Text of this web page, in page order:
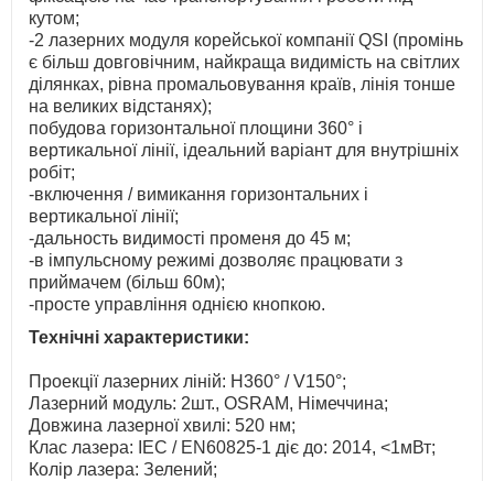
кутом;
-2 лазерних модуля корейської компанії QSI (промінь
є більш довговічним, найкраща видимість на світлих
ділянках, рівна промальовування країв, лінія тонше
на великих відстанях);
побудова горизонтальної площини 360° і
вертикальної лінії, ідеальний варіант для внутрішніх
робіт;
-включення / вимикання горизонтальних і
вертикальної лінії;
-дальность видимості променя до 45 м;
-в імпульсному режимі дозволяє працювати з
приймачем (більш 60м);
-просте управління однією кнопкою.
Технічні характеристики:
Проекції лазерних ліній: H360° / V150°;
Лазерний модуль: 2шт., OSRAM, Німеччина;
Довжина лазерної хвилі: 520 нм;
Клас лазера: IEC / EN60825-1 діє до: 2014, <1мВт;
Колір лазера: Зелений;